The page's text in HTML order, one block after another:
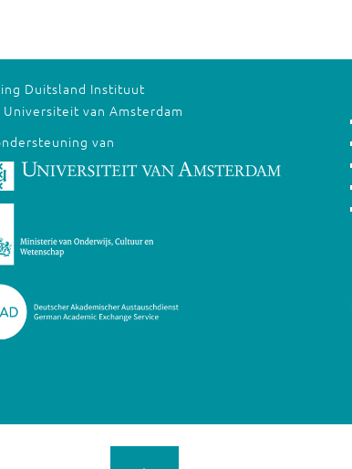
Duitsland Instituut
Universiteit van Amsterdam
van